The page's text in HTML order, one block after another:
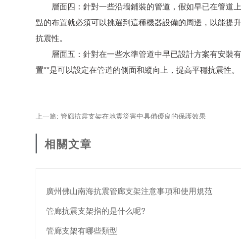
層面四：針對一些沿墻鋪裝的管道，假如早已在管道
點的布置就必須可以挑選到這種機器設備的周邊，以能提
抗震性。
層面五：針對在一些水準管道中早已設計方案有安裝
置**是可以設定在管道的側面和縱向上，提高平穩抗震性。
上一篇: 管廊抗震支架在地震災害中具備優良的保護效果
相關文章
廣州佛山南海抗震管廊支架注意事項和使用規范
管廊抗震支架指的是什么呢?
管廊支架有哪些類型